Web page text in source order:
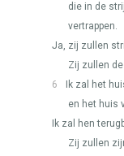
die in de
vertrappen.
Ja, zij zullen
Zij zullen
6
Ik zal het
en het huis
Ik zal hen
Zij zullen